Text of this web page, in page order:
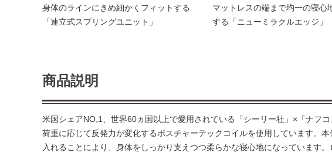
身体のラインにきめ細かくフィットする
「連立式スプリングユニット」
マットレスの端まで均一の寝心
する「ニューミラクルエッジ」
商品説明
米国シェアNO,1、世界60ヵ国以上で愛用されている「シーリー社」×「ナフ
荷重に応じて反発力が変化するポスチャーテックコイルを使用しています。
入れることにより、身体をしっかり支えつつ柔らかな寝心地になっています